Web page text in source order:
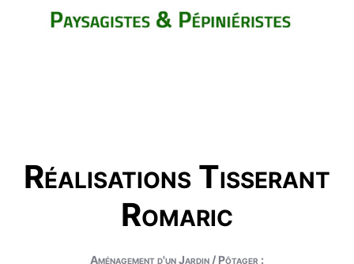
Réalisations Tisserant
Romaric
Aménagement d'un Jardin / Pôtager :